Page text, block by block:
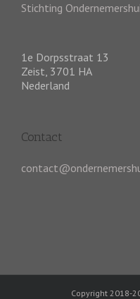
Stichting
1e Dorpsstraat 13
Zeist, 3701 HA
Nederland
Contact
Copyright 2018-